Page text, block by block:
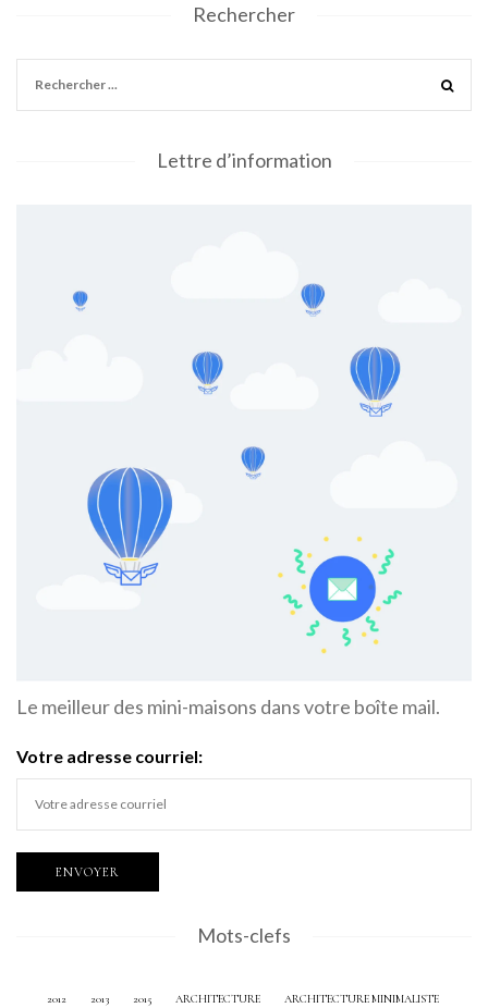
Rechercher
Lettre d’information
Le meilleur des mini-maisons dans votre boîte mail.
Votre adresse courriel:
Mots-clefs
2012 2013 2015 ARCHITECTURE ARCHITECTURE MINIMALISTE